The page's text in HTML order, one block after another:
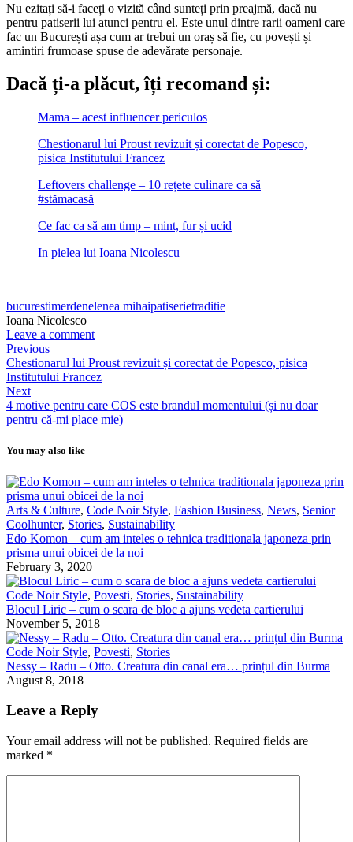
Nu ezitați să-i faceți o vizită când sunteți prin preajmă, dacă nu
pentru patiserii lui atunci pentru el. Este unul dintre rarii oameni care
fac un București așa cum ar trebui un oraș să fie, cu povești și
amintiri frumoase spuse de adevărate personaje.
Dacă ți-a plăcut, îți recomand și:
Mama – acest influencer periculos
Chestionarul lui Proust revizuit și corectat de Popesco,
pisica Institutului Francez
Leftovers challenge – 10 rețete culinare ca să
#stămacasă
Ce fac ca să am timp – mint, fur și ucid
In pielea lui Ioana Nicolescu
bucurestimerdenelenea mihaipatiserietraditie
Ioana Nicolesco
Leave a comment
Previous
Chestionarul lui Proust revizuit și corectat de Popesco, pisica
Institutului Francez
Next
4 motive pentru care COS este brandul momentului (și nu doar
pentru că-mi place mie)
You may also like
Arts & Culture, Code Noir Style, Fashion Business, News, Senior
Coolhunter, Stories, Sustainability
Edo Komon – cum am inteles o tehnica traditionala japoneza prin
prisma unui obicei de la noi
February 3, 2020
Code Noir Style, Povesti, Stories, Sustainability
Blocul Liric – cum o scara de bloc a ajuns vedeta cartierului
November 5, 2018
Code Noir Style, Povesti, Stories
Nessy – Radu – Otto. Creatura din canal era… prințul din Burma
August 8, 2018
Leave a Reply
Your email address will not be published. Required fields are
marked *